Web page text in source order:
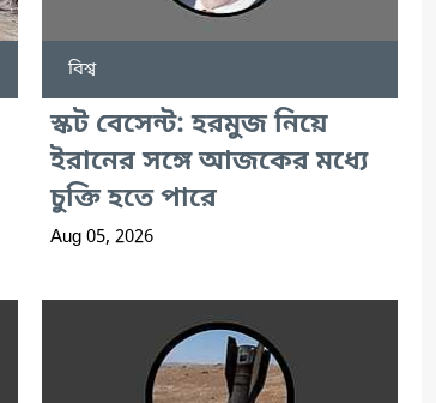
বিশ্ব
স্কট বেসেন্ট: হরমুজ নিয়ে
ইরানের সঙ্গে আজকের মধ্যে
চুক্তি হতে পারে
Aug 05, 2026